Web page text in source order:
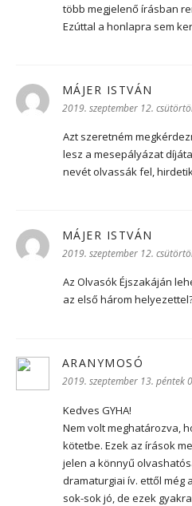
több megjelenő írásban
Ezúttal a honlapra sem
MÁJER ISTVÁN
2019. szeptember 12.
Azt szeretném
lesz a mesepályázat
nevét olvassák fel,
MÁJER ISTVÁN
2019. szeptember 12.
Az Olvasók Éjszakáján
az első három
ARANYMOSÓ
2019. szeptember 13. péntek
Kedves GYHA!
Nem volt meghatározva,
kötetbe. Ezek az írások
jelen a könnyű
dramaturgiai ív. ettől még
sok-sok jó, de ezek